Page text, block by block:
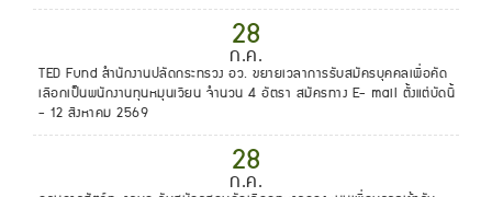
28
ก.ค.
TED Fund สำนักงานปลัดกระทรวง อว. ขยายเวลาการรับสมัครบุคคลเพื่อคัด
เลือกเป็นพนักงานทุนหมุนเวียน จำนวน 4 อัตรา สมัครทาง E- mail ตั้งแต่บัดนี้
- 12 สิงหาคม 2569
28
ก.ค.